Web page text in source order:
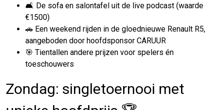
🛋️ De sofa en salontafel uit de live podcast (waarde
€1500)
🚗 Een weekend rijden in de gloednieuwe Renault R5,
aangeboden door hoofdsponsor CARUUR
🎯 Tientallen andere prijzen voor spelers én
toeschouwers
Zondag: singletoernooi met